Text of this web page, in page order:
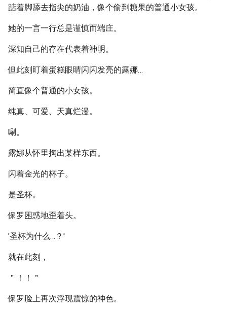
踮着脚舔去指尖的奶油，像个偷到糖果的普通小女孩。
她的一言一行总是谨慎而端庄。
深知自己的存在代表着神明。
但此刻盯着蛋糕眼睛闪闪发亮的露娜…
简直像个普通的小女孩。
纯真、可爱、天真烂漫。
唰。
露娜从怀里掏出某样东西。
闪着金光的杯子。
是圣杯。
保罗困惑地歪着头。
'圣杯为什么…？'
就在此刻，
＂！！＂
保罗脸上再次浮现震惊的神色。